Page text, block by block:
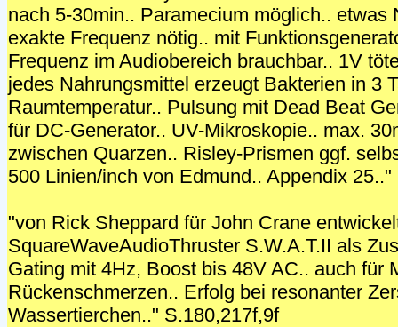
nach 5-30min.. Paramecium möglich.. etwas
exakte Frequenz nötig.. mit
Frequenz im Audiobereich brauchbar.. 1V
jedes Nahrungsmittel erzeugt Bakterien in 3
Raumtemperatur.. Pulsung mit Dead Beat
für DC-Generator.. UV-Mikroskopie.. max.
zwischen Quarzen.. Risley-Prismen ggf.
500 Linien/inch von Edmund.. Appendix 25.."
"von Rick Sheppard für John Crane
SquareWaveAudioThruster S.W.A.T.II als
Gating mit 4Hz, Boost bis 48V AC.. auch für
Rückenschmerzen.. Erfolg bei resonanter
Wassertierchen.." S.180,217f,9f